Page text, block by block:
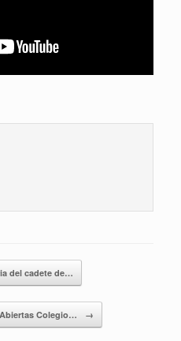
del cadete de…
Colegio… →